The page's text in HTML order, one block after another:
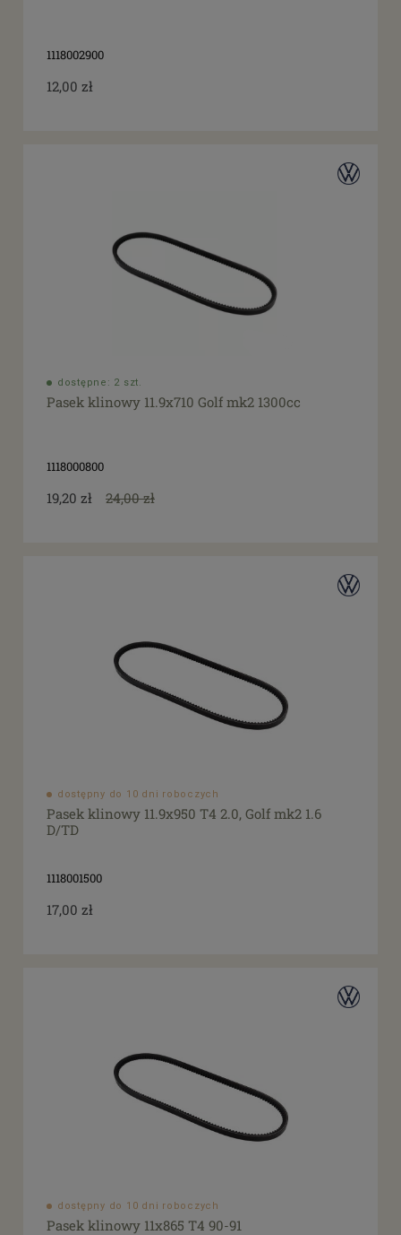
1118002900
12,00 zł
dostępne: 2 szt.
Pasek klinowy 11.9x710 Golf mk2 1300cc
1118000800
19,20 zł 24,00 zł
dostępny do 10 dni roboczych
Pasek klinowy 11.9x950 T4 2.0, Golf mk2 1.6
D/TD
1118001500
17,00 zł
dostępny do 10 dni roboczych
Pasek klinowy 11x865 T4 90-91